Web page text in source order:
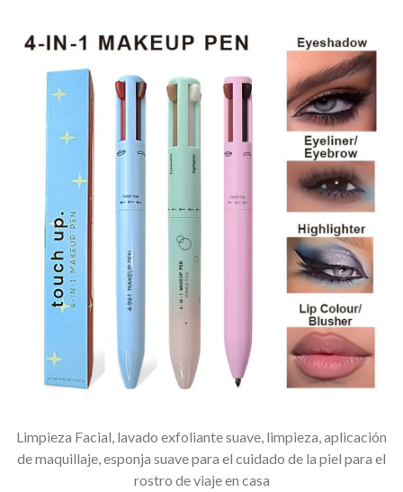
Limpieza Facial, lavado exfoliante suave, limpieza, aplicación
de maquillaje, esponja suave para el cuidado de la piel para el
rostro de viaje en casa